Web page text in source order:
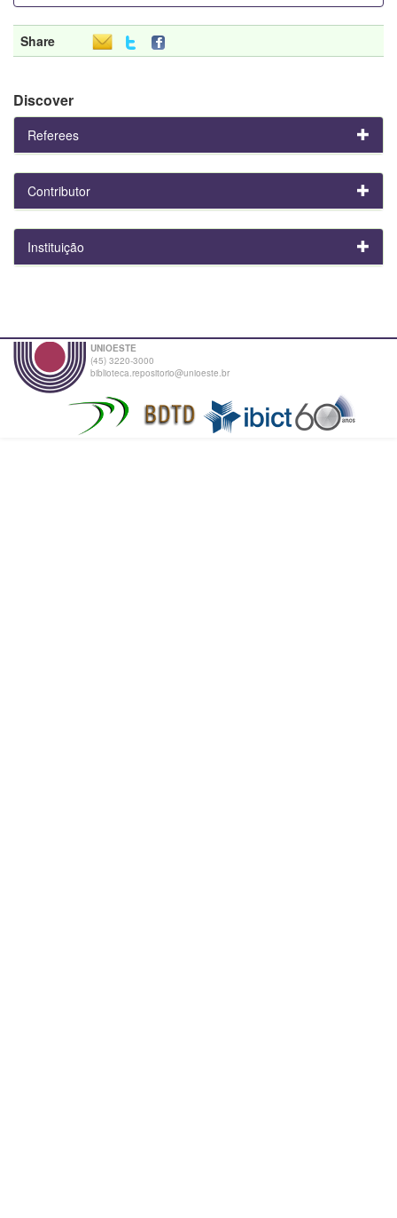
Share
Discover
Referees
Contributor
Instituição
UNIOESTE
(45) 3220-3000
biblioteca.repositorio@unioeste.br